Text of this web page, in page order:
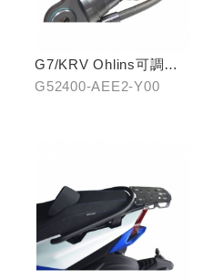
G7/KRV Ohlins可調避
震器
G52400-AEE2-Y00